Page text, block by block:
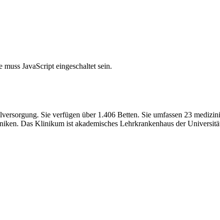
JavaScript eingeschaltet sein.
Sie verfügen über 1.406 Betten. Sie umfassen 23
Das Klinikum ist akademisches Lehrkrankenhaus der